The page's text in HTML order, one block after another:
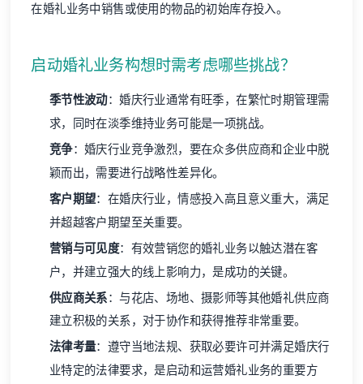
在婚礼业务中销售或使用的物品的初始库存投入。
启动婚礼业务构想时需考虑哪些挑战？
季节性波动：婚庆行业通常有旺季，在繁忙时期管理需
求，同时在淡季维持业务可能是一项挑战。
竞争：婚庆行业竞争激烈，要在众多供应商和企业中脱
颖而出，需要进行战略性差异化。
客户期望：在婚庆行业，情感投入高且意义重大，满足
并超越客户期望至关重要。
营销与可见度：有效营销您的婚礼业务以触达潜在客
户，并建立强大的线上影响力，是成功的关键。
供应商关系：与花店、场地、摄影师等其他婚礼供应商
建立积极的关系，对于协作和获得推荐非常重要。
法律考量：遵守当地法规、获取必要许可并满足婚庆行
业特定的法律要求，是启动和运营婚礼业务的重要方